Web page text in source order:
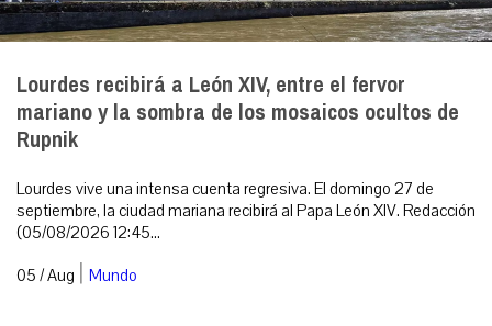
Lourdes recibirá a León XIV, entre el fervor
mariano y la sombra de los mosaicos ocultos de
Rupnik
Lourdes vive una intensa cuenta regresiva. El domingo 27 de
septiembre, la ciudad mariana recibirá al Papa León XIV. Redacción
(05/08/2026 12:45...
05 / Aug | Mundo